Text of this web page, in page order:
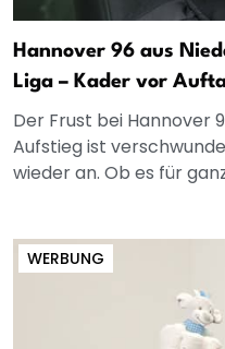
Hannover 96 aus
Liga – Kader vor
Der Frust bei Hannover
Aufstieg ist
wieder an. Ob es für
WERBUNG